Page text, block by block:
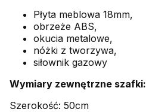
Płyta meblowa 18mm,
obrzeże ABS,
okucia metalowe,
nóżki z tworzywa,
siłownik gazowy
Wymiary zewnętrzne szafki:
Szerokość: 50cm